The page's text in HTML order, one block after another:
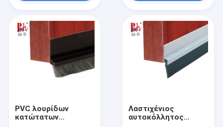
PVC λουρίδων
κατώτατων
Λαστιχένιος
αυτοκόλλητος